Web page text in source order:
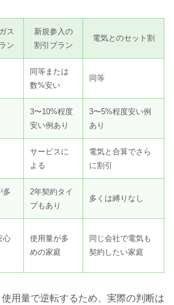
ス
ン
新規参入の
割引プラン
電気とのセット割
同等または
数%安い
同等
3〜10%程度
安い例あり
3〜5%程度安い例
あり
サービスに
よる
電気と合算でさら
に割引
多
2年契約タイ
プもあり
多くは縛りなし
心
使用量が多
めの家庭
同じ会社で電気も
契約したい家庭
用量で逆転するため、実際の判断は